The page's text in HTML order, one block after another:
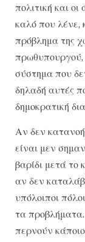
πολιτική και
καλό που λένε,
πρόβλημα της
σύστημα που
δηλαδή αυτές
δημοκρατική
Αν δεν
είναι μεν
βαρίδι μετά το
αν δεν
υπόλοιποι
τα
περνούν